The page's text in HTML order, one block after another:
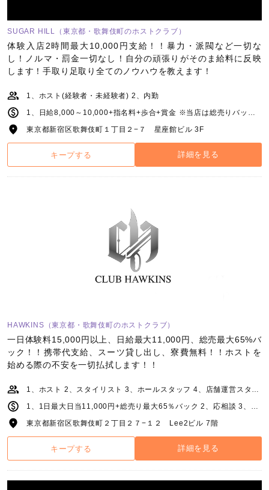
SUGAR HILL（東京都・歌舞伎町のホストクラブ）
体験入店2時間最大10,000円支給！！暴力・派閥など一切な
し！ノルマ・罰金一切なし！自分の頑張りがそのま給料に反映
します！手取り足取り全てのノウハウを教えます！
1、ホスト(経験者・未経験者) 2、内勤
1、日給8,000～10,000+指名料+歩合+賞金 ※当店は総売りバックです 2、要相談
東京都新宿区歌舞伎町１丁目２−７ 星座館ビル 3F
キープする 詳細を見る
HAWKINS（東京都・歌舞伎町のホストクラブ）
一日体験料15,000円以上、日給最大11,000円、総売最大65%バ
ック！！携帯代支給、スーツ貸し出し、寮費無料！！ホストを
始める際の不安を一切払拭します！！
1、ホスト 2、スタイリスト 3、ホールスタッフ 4、店舗運営スタッフ
1、1日最大日当11,000円+総売り最大65％バック 2、応相談 3、月給250,000円～+能力給(研修期間有) 4、月給300,000円+能力給
東京都新宿区歌舞伎町２丁目２７−１２ Lee2ビル 7階
キープする 詳細を見る